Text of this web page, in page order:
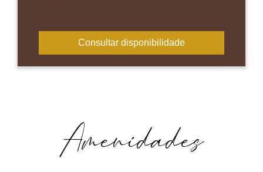
Consultar disponibilidade
Amenidades